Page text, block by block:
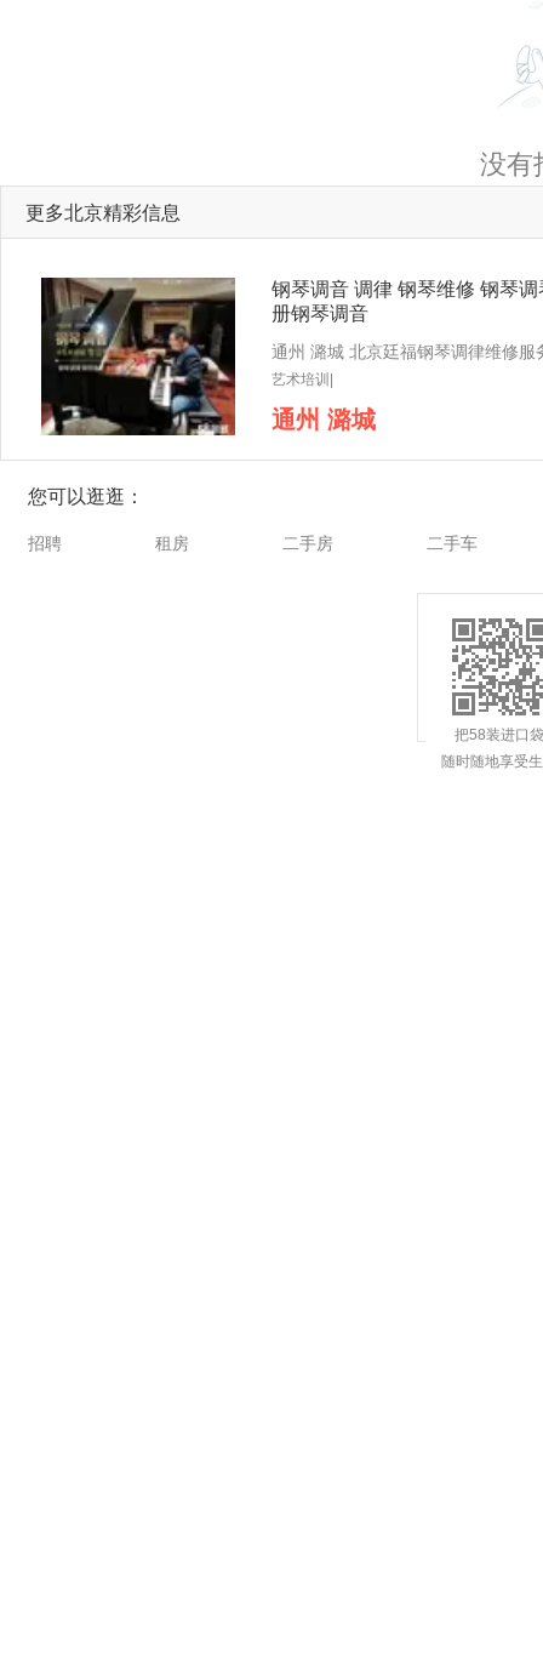
没有
更多北京精彩信息
钢琴调音 调律 钢琴维修 钢琴调
册钢琴调音
艺术培训|
通州 潞城
您可以逛逛：
招聘 租房 二手房 二手车
把58装进口袋
随时随地享受